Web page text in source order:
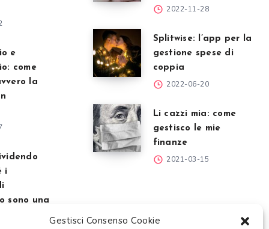
Gestisci Consenso Cookie
e
come
la
i
sono una
2022-11-28
Splitwise: l’app per la
gestione spese di
coppia
2022-06-20
Li cazzi mia: come
gestisco le mie
finanze
2021-03-15